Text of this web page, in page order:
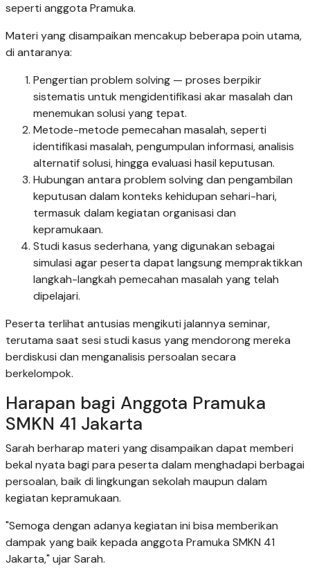
seperti anggota Pramuka.
Materi yang disampaikan mencakup beberapa poin utama,
di antaranya:
Pengertian problem solving — proses berpikir
sistematis untuk mengidentifikasi akar masalah dan
menemukan solusi yang tepat.
Metode-metode pemecahan masalah, seperti
identifikasi masalah, pengumpulan informasi, analisis
alternatif solusi, hingga evaluasi hasil keputusan.
Hubungan antara problem solving dan pengambilan
keputusan dalam konteks kehidupan sehari-hari,
termasuk dalam kegiatan organisasi dan
kepramukaan.
Studi kasus sederhana, yang digunakan sebagai
simulasi agar peserta dapat langsung mempraktikkan
langkah-langkah pemecahan masalah yang telah
dipelajari.
Peserta terlihat antusias mengikuti jalannya seminar,
terutama saat sesi studi kasus yang mendorong mereka
berdiskusi dan menganalisis persoalan secara
berkelompok.
Harapan bagi Anggota Pramuka
SMKN 41 Jakarta
Sarah berharap materi yang disampaikan dapat memberi
bekal nyata bagi para peserta dalam menghadapi berbagai
persoalan, baik di lingkungan sekolah maupun dalam
kegiatan kepramukaan.
"Semoga dengan adanya kegiatan ini bisa memberikan
dampak yang baik kepada anggota Pramuka SMKN 41
Jakarta," ujar Sarah.